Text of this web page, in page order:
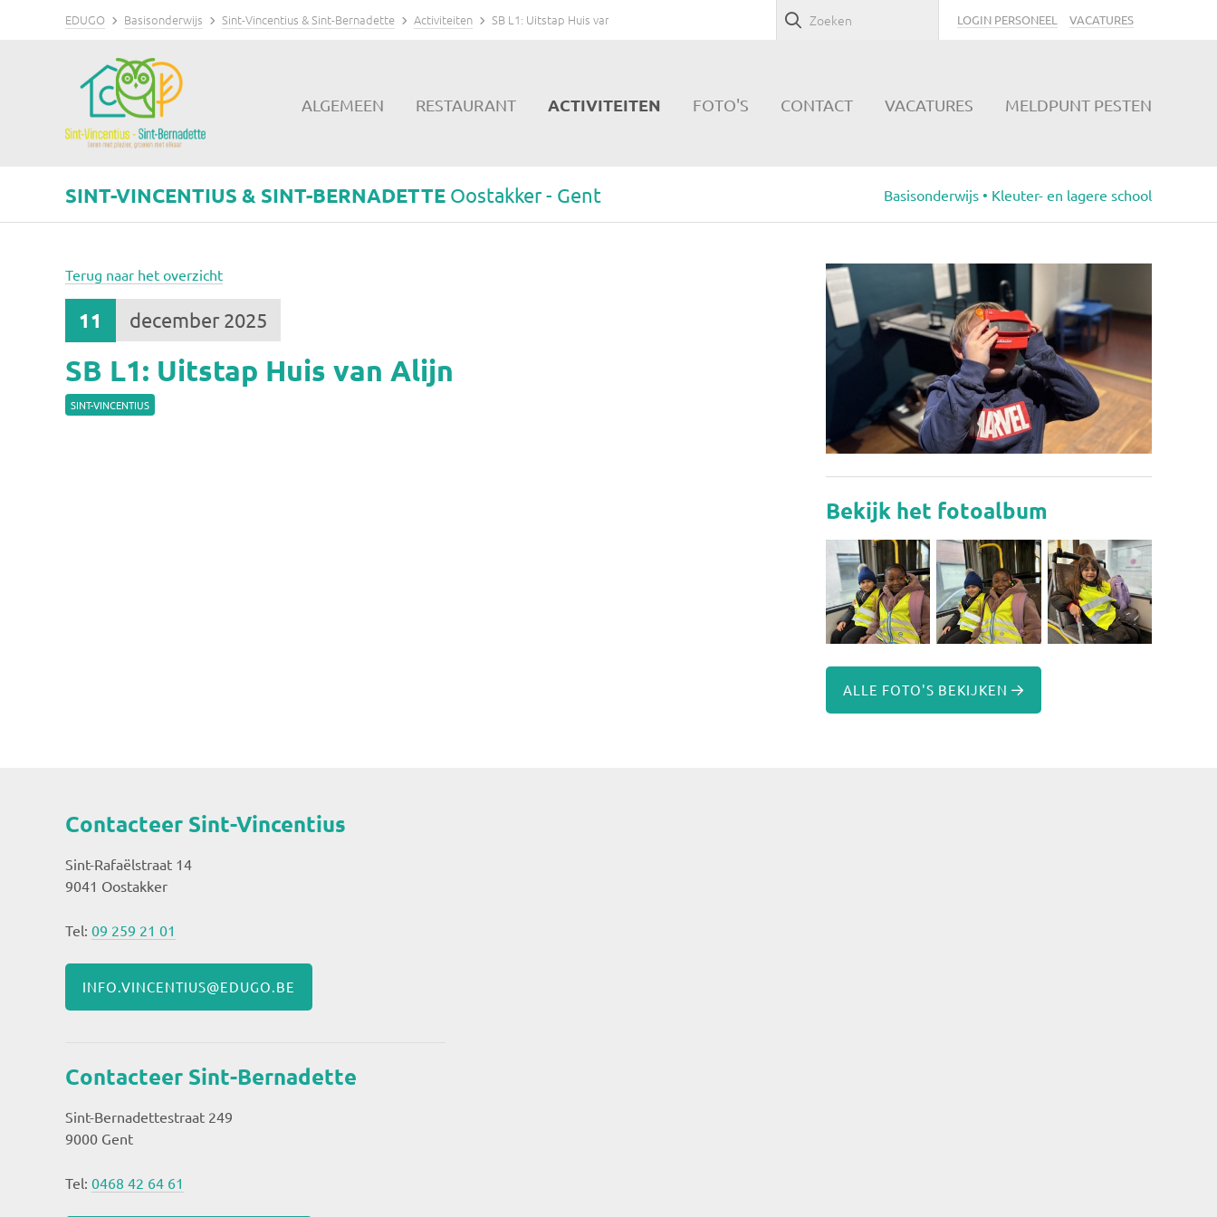
EDUGO Basisonderwijs Sint-Vincentius & Sint-Bernadette Activiteiten SB L1: Uitstap Huis van Alijn LOGIN PERSONEEL VACATURES
ALGEMEEN RESTAURANT ACTIVITEITEN FOTO'S CONTACT VACATURES MELDPUNT PESTEN
SINT-VINCENTIUS & SINT-BERNADETTE Oostakker - Gent Basisonderwijs • Kleuter- en lagere school
Terug naar het overzicht
11 december 2025
SB L1: Uitstap Huis van Alijn
SINT-VINCENTIUS
Bekijk het fotoalbum
ALLE FOTO'S BEKIJKEN
Contacteer Sint-Vincentius
Sint-Rafaëlstraat 14
9041 Oostakker
Tel: 09 259 21 01
INFO.VINCENTIUS@EDUGO.BE
Contacteer Sint-Bernadette
Sint-Bernadettestraat 249
9000 Gent
Tel: 0468 42 64 61